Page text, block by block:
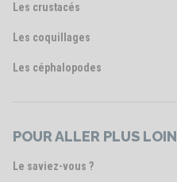
Les crustacés
Les coquillages
Les céphalopodes
POUR ALLER PLUS LOIN
Le saviez-vous ?